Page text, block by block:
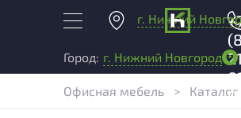
г. Нижний
04
Город: г. Нижний Новгород
Офисная мебель
> Каталог